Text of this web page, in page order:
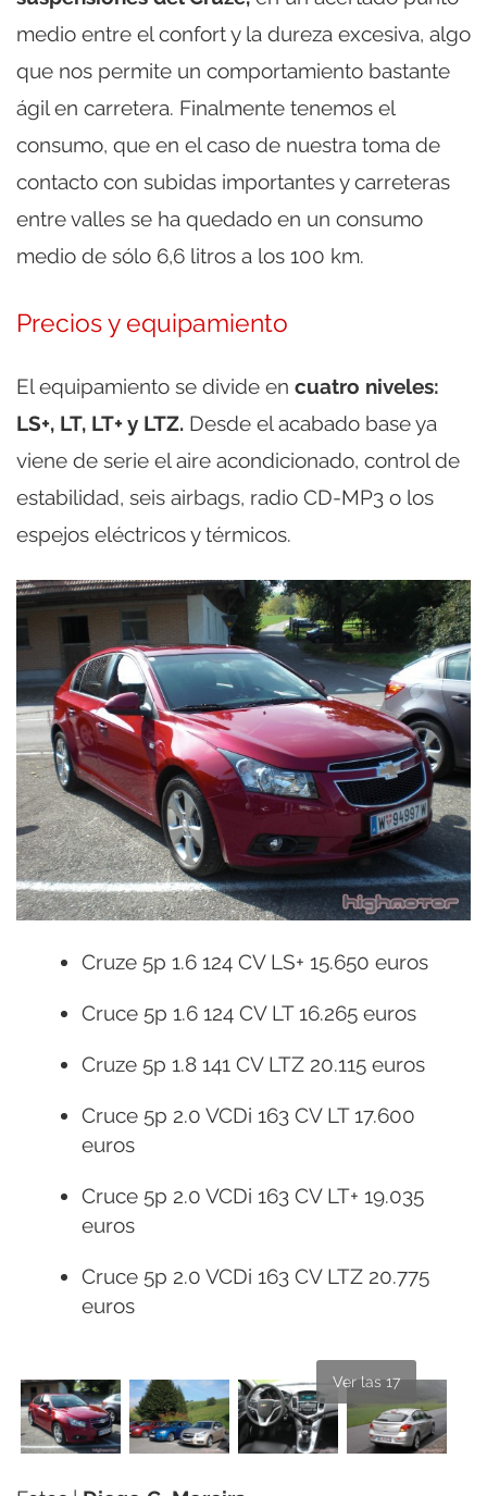
medio entre el confort y la dureza excesiva, algo
que nos permite un comportamiento bastante
ágil en carretera. Finalmente tenemos el
consumo, que en el caso de nuestra toma de
contacto con subidas importantes y carreteras
entre valles se ha quedado en un consumo
medio de sólo 6,6 litros a los 100 km.
Precios y equipamiento
El equipamiento se divide en cuatro niveles:
LS+, LT, LT+ y LTZ. Desde el acabado base ya
viene de serie el aire acondicionado, control de
estabilidad, seis airbags, radio CD-MP3 o los
espejos eléctricos y térmicos.
Cruze 5p 1.6 124 CV LS+ 15.650 euros
Cruce 5p 1.6 124 CV LT 16.265 euros
Cruze 5p 1.8 141 CV LTZ 20.115 euros
Cruce 5p 2.0 VCDi 163 CV LT 17.600
euros
Cruce 5p 2.0 VCDi 163 CV LT+ 19.035
euros
Cruce 5p 2.0 VCDi 163 CV LTZ 20.775
euros
Ver las 17